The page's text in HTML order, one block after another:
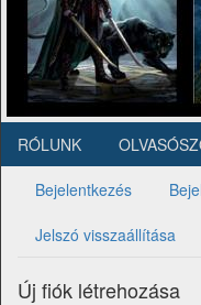
Másodlagos
navigáció
RÓLUNK
Elsődleges
Bejelentkezés
Jelszó visszaállítása
Új fiók létrehozása